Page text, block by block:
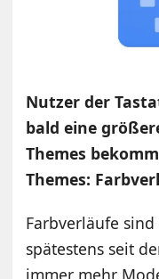
Nutzer der
bald eine
Themes
Themes:
Farbverläufe
spätestens seit